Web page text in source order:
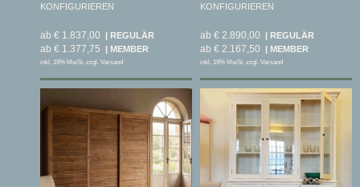
KONFIGURIEREN
ab € 1.837,00
ab € 1.377,75
inkl. 19% MwSt. zzgl. Versand
KONFIGURIEREN
ab € 2.890,00
ab € 2.167,50
inkl. 19% MwSt. zzgl. Versand